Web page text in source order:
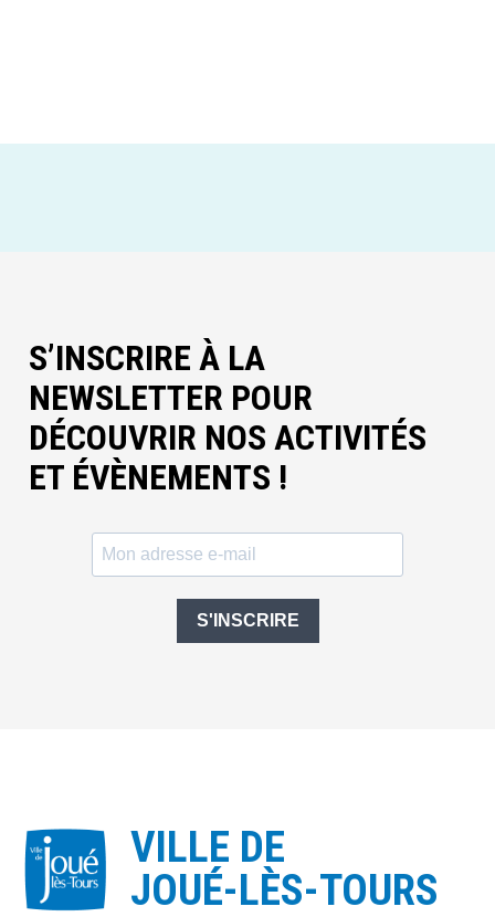
S’INSCRIRE À LA
NEWSLETTER POUR
DÉCOUVRIR NOS ACTIVITÉS
ET ÉVÈNEMENTS !
S'INSCRIRE
VILLE DE
JOUÉ-LÈS-TOURS